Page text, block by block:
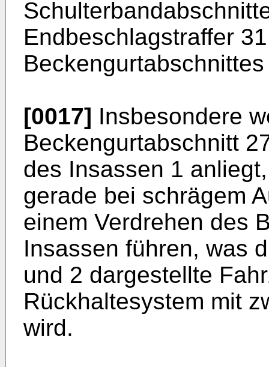
Endbeschlagstraffer
[0017] Insbesondere
Beckengurtabschnitt
des Insassen 1
gerade bei schrägem
einem Verdrehen des
Insassen führen, was
und 2 dargestellte
Rückhaltesystem mit
wird.